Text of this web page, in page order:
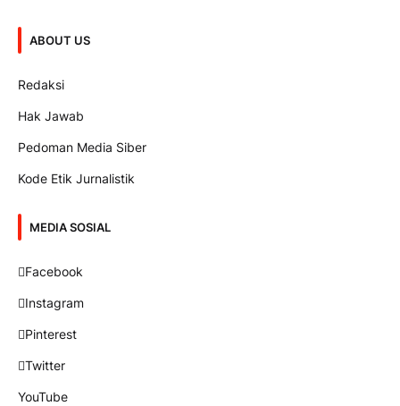
ABOUT US
Redaksi
Hak Jawab
Pedoman Media Siber
Kode Etik Jurnalistik
MEDIA SOSIAL
Facebook
Instagram
Pinterest
Twitter
YouTube